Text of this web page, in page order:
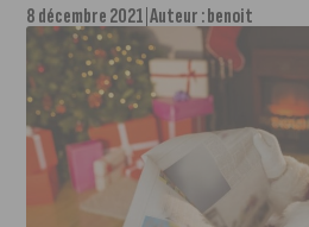
8 décembre 2021 Auteur :benoit